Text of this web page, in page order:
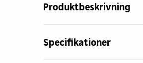
Produktbeskrivning
Specifikationer